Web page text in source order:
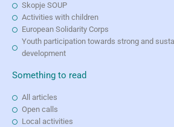
Skopje SOUP
Activities with children
European Solidarity Corps
Youth participation towards strong and
development
Something to read
All articles
Open calls
Local activities